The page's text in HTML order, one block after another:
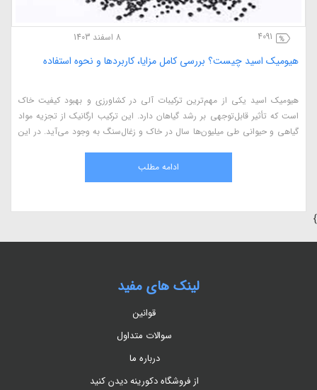
4091 8 اسفند 1403
هیومیک اسید چیست؟ بررسی کامل مزایا، کاربردها و نحوه استفاده
هیومیک اسید یکی از مهم‌ترین ترکیبات آلی در کشاورزی و بهبود کیفیت خاک
است که تأثیر قابل‌توجهی بر رشد گیاهان دارد. این ترکیب ارگانیک از تجزیه مواد
گیاهی و حیوانی طی میلیون‌ها سال در خاک و زغال‌سنگ به وجود می‌آید. در این
طبیعی و اثرات آن بر گیاهان می‌پردازیم.ادامه مطلب
}
لینک های مفید
قوانین
سوالات متداول
درباره ما
از فروشگاه دکورینه دیدن کنید